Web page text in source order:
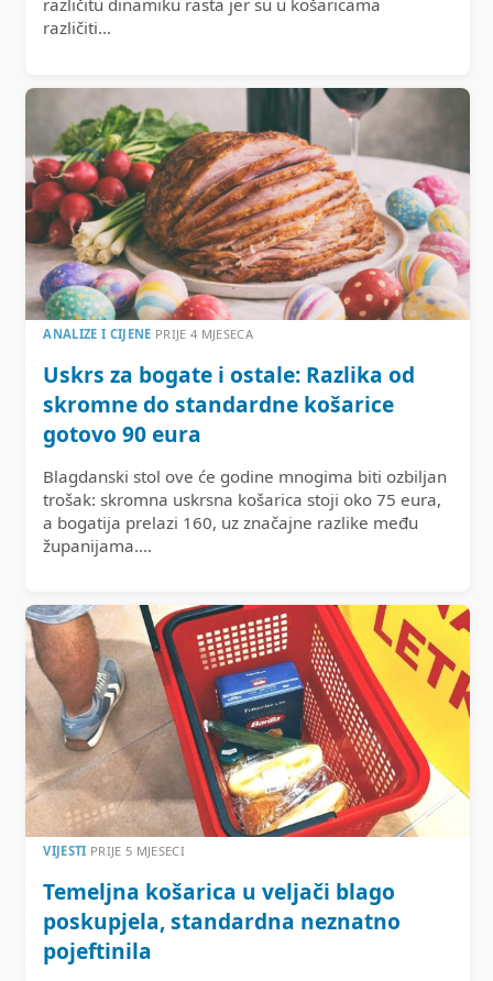
različitu dinamiku rasta jer su u košaricama
različiti…
ANALIZE I CIJENE PRIJE 4 MJESECA
Uskrs za bogate i ostale: Razlika od
skromne do standardne košarice
gotovo 90 eura
Blagdanski stol ove će godine mnogima biti ozbiljan
trošak: skromna uskrsna košarica stoji oko 75 eura,
a bogatija prelazi 160, uz značajne razlike među
županijama.…
VIJESTI PRIJE 5 MJESECI
Temeljna košarica u veljači blago
poskupjela, standardna neznatno
pojeftinila